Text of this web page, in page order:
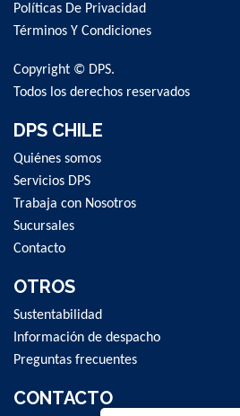
Our
Newsletter:
Políticas De Privacidad
Términos Y Condiciones
Copyright © DPS.
Todos los derechos reservados
DPS CHILE
Quiénes somos
Servicios DPS
Trabaja con Nosotros
Sucursales
Contacto
OTROS
Sustentabilidad
Información de despacho
Preguntas frecuentes
CONTACTO